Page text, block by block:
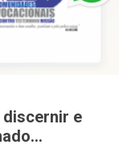
discernir e